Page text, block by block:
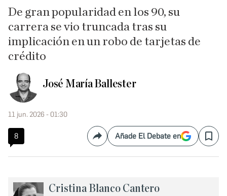
De gran popularidad en los 90, su
carrera se vio truncada tras su
implicación en un robo de tarjetas de
crédito
José María Ballester
11 jun. 2026 - 01:30
8 CompartirAñade El Debate en Save
Cristina Blanco Cantero